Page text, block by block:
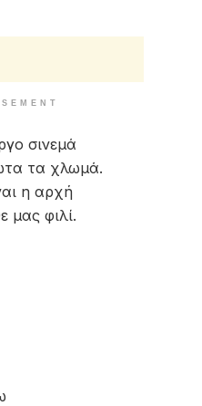
σινεμά
τα χλωμά.
η αρχή
μας φιλί.